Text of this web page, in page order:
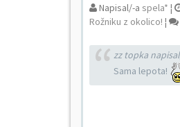
Napisal/-a spela* ¦
Rožniku z okolico! ¦
zz topka
Sama lepota!